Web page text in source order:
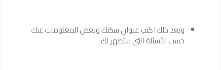
وبعد ذلك اكتب عنوان سكنك وبعض المعلومات عنك
حسب الأسئلة التي ستظهر لك.